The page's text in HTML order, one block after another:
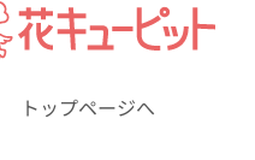
トップページへ